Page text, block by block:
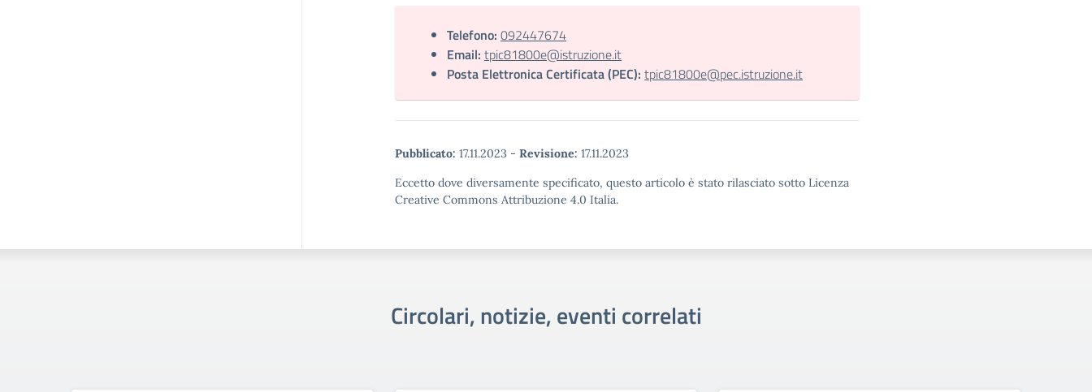
Telefono: 092447674
Email: tpic81800e@istruzione.it
Posta Elettronica Certificata (PEC): tpic81800e@pec.istruzione.it
Pubblicato: 17.11.2023 - Revisione: 17.11.2023
Eccetto dove diversamente specificato, questo articolo è stato rilasciato sotto Licenza
Creative Commons Attribuzione 4.0 Italia.
Circolari, notizie, eventi correlati